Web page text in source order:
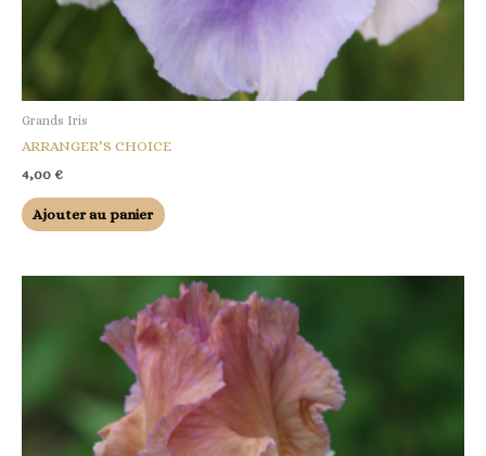
Grands Iris
ARRANGER’S CHOICE
4,00 €
Ajouter au panier